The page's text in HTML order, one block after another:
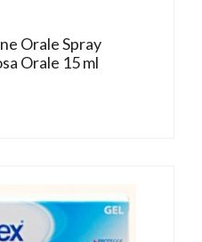
Orale Spray
Orale 15 ml